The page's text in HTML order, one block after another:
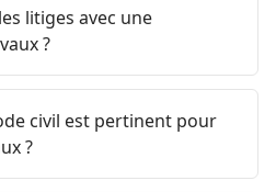
litiges avec une
?
civil est pertinent pour
?